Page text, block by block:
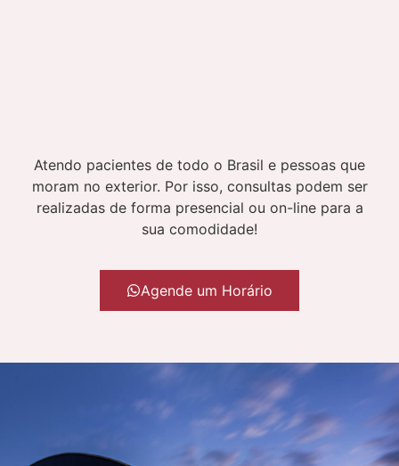
Atendo pacientes de todo o Brasil e pessoas que
moram no exterior. Por isso, consultas podem ser
realizadas de forma presencial ou on-line para a
sua comodidade!
Agende um Horário